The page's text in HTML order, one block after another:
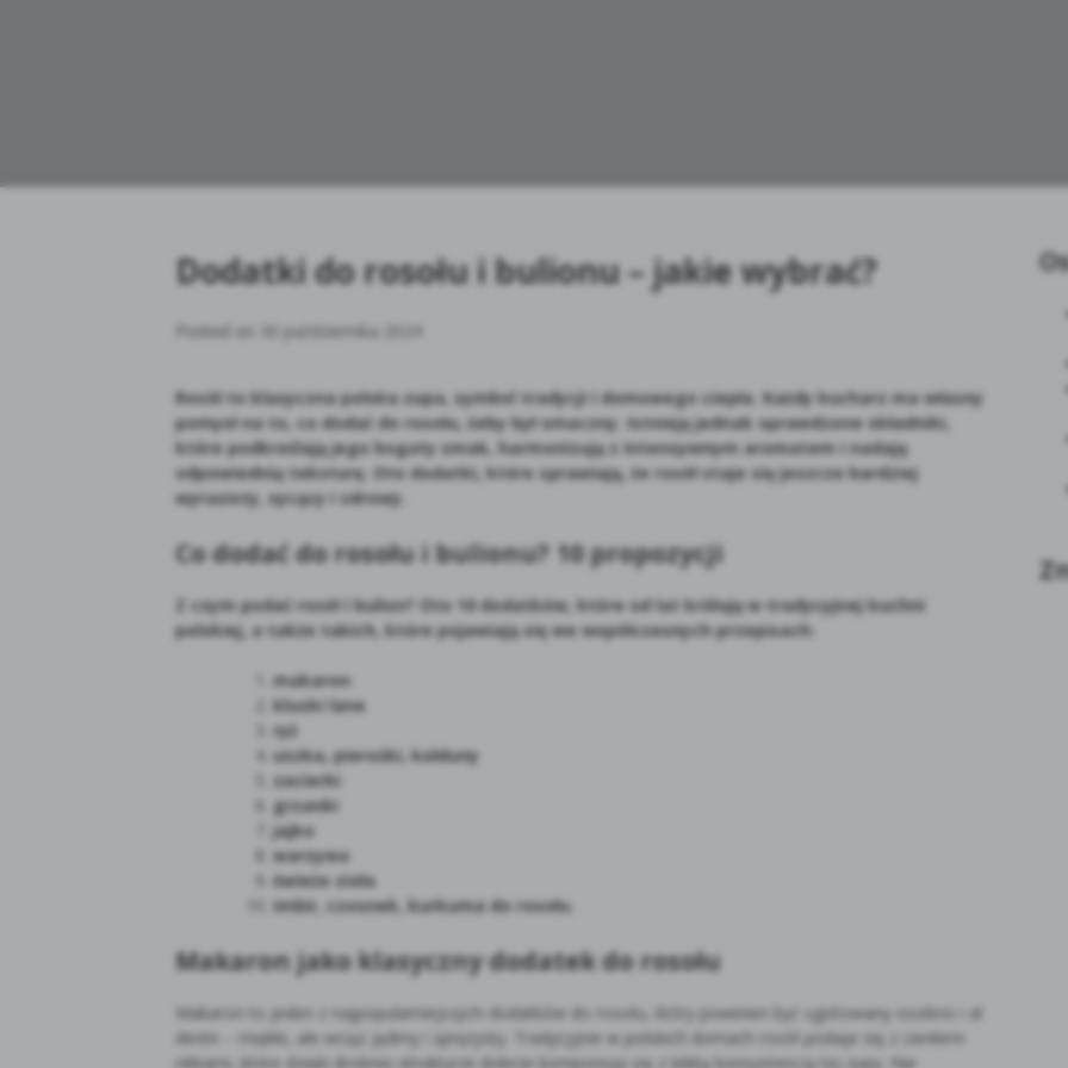
Dodatki do rosołu i bulionu – jakie wybrać?
Posted on 30 października 2024
Rosół to klasyczna polska zupa, symbol tradycji i domowego ciepła. Każdy kucharz ma własny
pomysł na to, co dodać do rosołu, żeby był smaczny. Istnieją jednak sprawdzone składniki,
które podkreślają jego bogaty smak, harmonizują z intensywnym aromatem i nadają
odpowiednią teksturę. Oto dodatki, które sprawiają, że rosół staje się jeszcze bardziej
wyrazisty, sycący i zdrowy.
Co dodać do rosołu i bulionu? 10 propozycji
Z czym podać rosół i bulion? Oto 10 dodatków, które od lat królują w tradycyjnej kuchni
polskiej, a także takich, które pojawiają się we współczesnych przepisach:
makaron
kluski lane
ryż
uszka, pierożki, kołduny
zacierki
grzanki
jajko
warzywa
świeże zioła
imbir, czosnek, kurkuma do rosołu.
Makaron jako klasyczny dodatek do rosołu
Makaron to jeden z najpopularniejszych dodatków do rosołu, który powinien być ugotowany osobno i al
dente – miękki, ale wciąż jędrny i sprężysty. Tradycyjnie w polskich domach rosół podaje się z cienkimi
nitkami, które dzięki drobnej strukturze dobrze komponują się z lekką konsystencją tej zupy. Nie